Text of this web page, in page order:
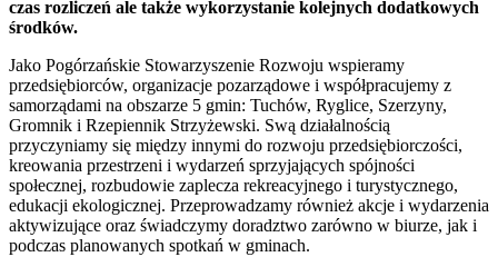
czas rozliczeń ale także wykorzystanie kolejnych dodatkowych
środków.
Jako Pogórzańskie Stowarzyszenie Rozwoju wspieramy
przedsiębiorców, organizacje pozarządowe i współpracujemy z
samorządami na obszarze 5 gmin: Tuchów, Ryglice, Szerzyny,
Gromnik i Rzepiennik Strzyżewski. Swą działalnością
przyczyniamy się między innymi do rozwoju przedsiębiorczości,
kreowania przestrzeni i wydarzeń sprzyjających spójności
społecznej, rozbudowie zaplecza rekreacyjnego i turystycznego,
edukacji ekologicznej. Przeprowadzamy również akcje i wydarzenia
aktywizujące oraz świadczymy doradztwo zarówno w biurze, jak i
podczas planowanych spotkań w gminach.